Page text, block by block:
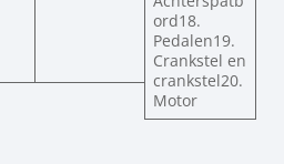
ord18.
Pedalen19.
Crankstel en
crankstel20.
Motor